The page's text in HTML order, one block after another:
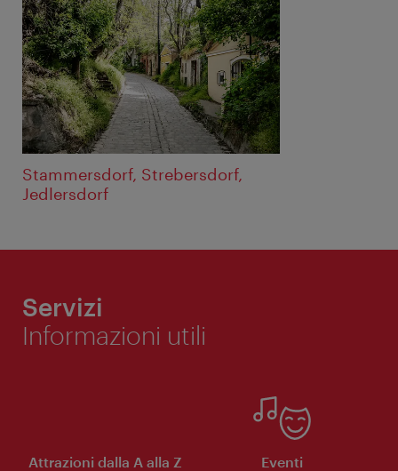
Stammersdorf, Strebersdorf,
Jedlersdorf
Servizi
Informazioni utili
Attrazioni dalla A alla Z Eventi